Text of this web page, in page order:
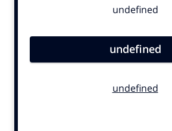
Contentmarketing